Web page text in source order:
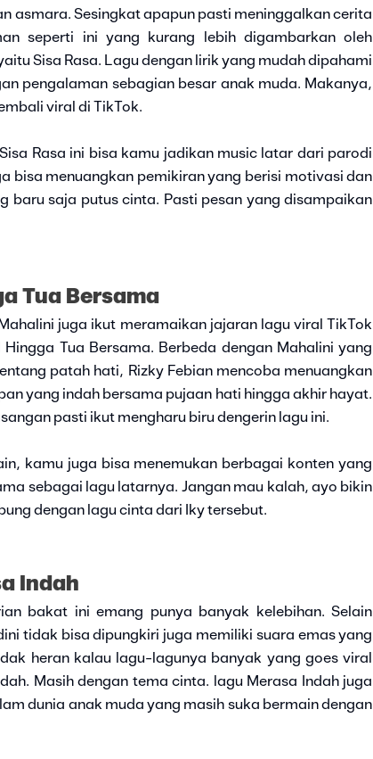
asmara. Sesingkat apapun pasti meninggalkan cerita
seperti ini yang kurang lebih digambarkan oleh
Sisa Rasa. Lagu dengan lirik yang mudah dipahami
pengalaman sebagian besar anak muda. Makanya,
viral di TikTok.
Rasa ini bisa kamu jadikan music latar dari parodi
bisa menuangkan pemikiran yang berisi motivasi dan
baru saja putus cinta. Pasti pesan yang disampaikan
Tua Bersama
juga ikut meramaikan jajaran lagu viral TikTok
Tua Bersama. Berbeda dengan Mahalini yang
patah hati, Rizky Febian mencoba menuangkan
yang indah bersama pujaan hati hingga akhir hayat.
pasti ikut mengharu biru dengerin lagu ini.
kamu juga bisa menemukan berbagai konten yang
sebagai lagu latarnya. Jangan mau kalah, ayo bikin
dengan lagu cinta dari Iky tersebut.
Indah
bakat ini emang punya banyak kelebihan. Selain
tidak bisa dipungkiri juga memiliki suara emas yang
heran kalau lagu-lagunya banyak yang goes viral
Masih dengan tema cinta. lagu Merasa Indah juga
dunia anak muda yang masih suka bermain dengan